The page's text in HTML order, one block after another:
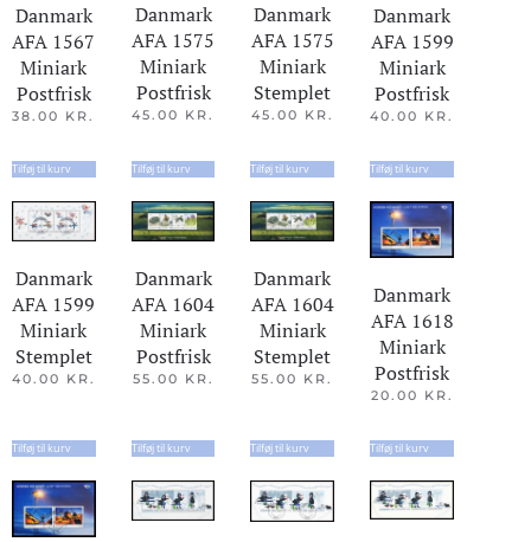
Danmark
AFA 1567
Miniark
Postfrisk
38.00 KR.
Tilføj til kurv
Danmark
AFA 1575
Miniark
Postfrisk
45.00 KR.
Tilføj til kurv
Danmark
AFA 1575
Miniark
Stemplet
45.00 KR.
Tilføj til kurv
Danmark
AFA 1599
Miniark
Postfrisk
40.00 KR.
Tilføj til kurv
Danmark
AFA 1599
Miniark
Stemplet
40.00 KR.
Tilføj til kurv
Danmark
AFA 1604
Miniark
Postfrisk
55.00 KR.
Tilføj til kurv
Danmark
AFA 1604
Miniark
Stemplet
55.00 KR.
Tilføj til kurv
Danmark
AFA 1618
Miniark
Postfrisk
20.00 KR.
Tilføj til kurv